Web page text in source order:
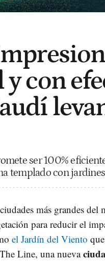
con
ser 100%
templado con
más grandes
para reducir el
el Jardín del Viento
Line, una nueva